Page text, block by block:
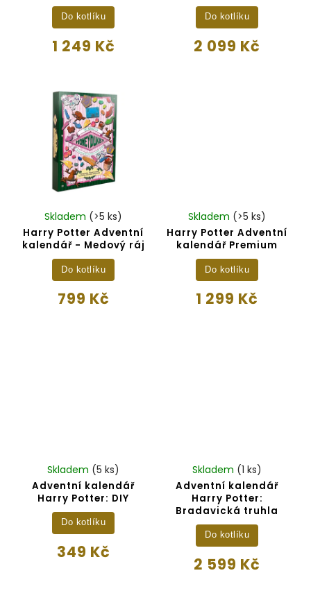
1 249 Kč
Do kotlíku
2 099 Kč
Do kotlíku
Harry Potter Adventní
kalendář - Medový ráj
Skladem (>5 ks)
799 Kč
Do kotlíku
Harry Potter Adventní
kalendář Premium
Skladem (>5 ks)
1 299 Kč
Do kotlíku
Adventní kalendář
Harry Potter: DIY
Skladem (5 ks)
349 Kč
Do kotlíku
Adventní kalendář
Harry Potter:
Bradavická truhla
Skladem (1 ks)
2 599 Kč
Do kotlíku